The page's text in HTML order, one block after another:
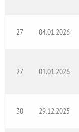
27 04.01.2026
27 01.01.2026
30 29.12.2025